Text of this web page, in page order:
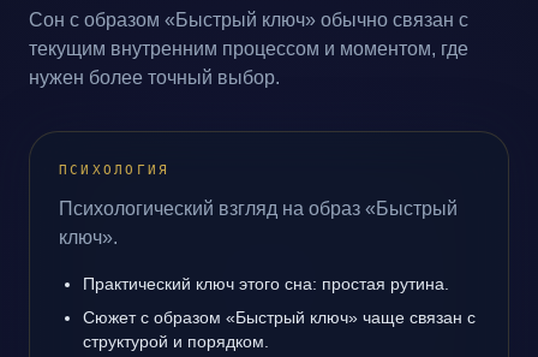
Сон с образом «Быстрый ключ» обычно связан с
текущим внутренним процессом и моментом, где
нужен более точный выбор.
ПСИХОЛОГИЯ
Психологический взгляд на образ «Быстрый
ключ».
Практический ключ этого сна: простая рутина.
Сюжет с образом «Быстрый ключ» чаще связан с
структурой и порядком.